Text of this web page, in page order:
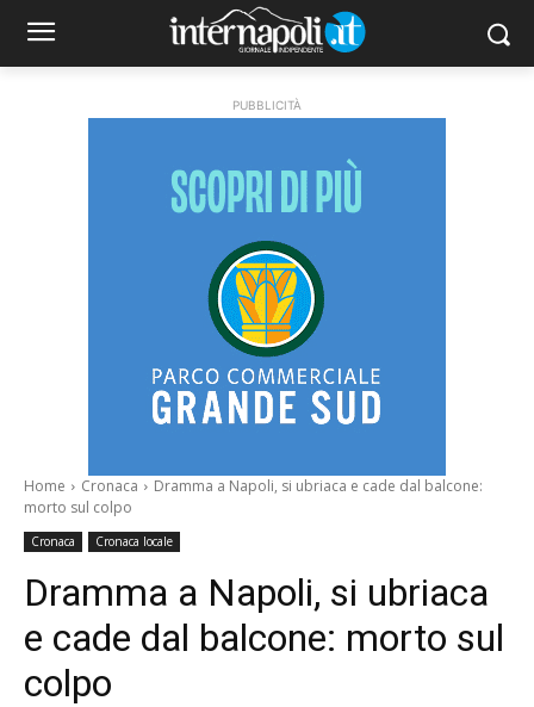
PUBBLICITÀ
Home Cronaca
Dramma a Napoli, si ubriaca e cade dal balcone:
morto sul colpo
Cronaca Cronaca locale
Dramma a Napoli, si ubriaca
e cade dal balcone: morto sul
colpo